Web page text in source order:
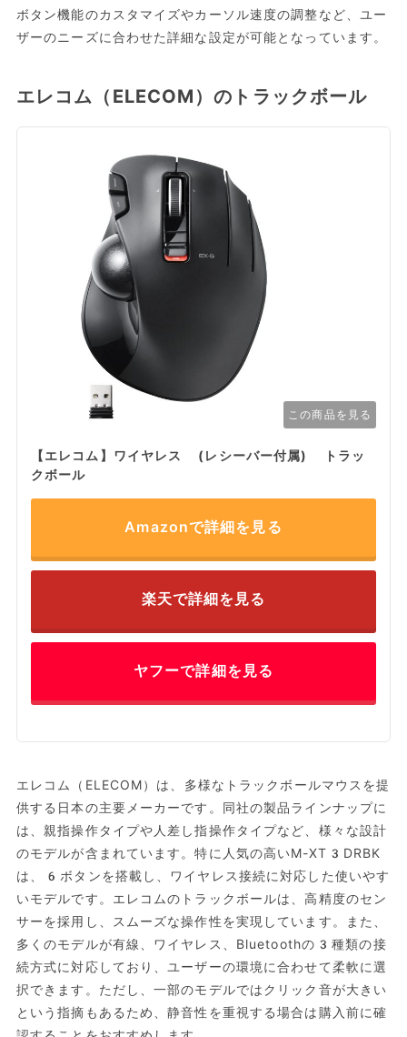
ボタン機能のカスタマイズやカーソル速度の調整など、ユー
ザーのニーズに合わせた詳細な設定が可能となっています。
エレコム（ELECOM）のトラックボール
この商品を見る
【エレコム】ワイヤレス (レシーバー付属) トラッ
クボール
Amazonで詳細を見る
楽天で詳細を見る
ヤフーで詳細を見る
エレコム（ELECOM）は、多様なトラックボールマウスを提
供する日本の主要メーカーです。同社の製品ラインナップに
は、親指操作タイプや人差し指操作タイプなど、様々な設計
のモデルが含まれています。特に人気の高いM-XT3DRBK
は、6ボタンを搭載し、ワイヤレス接続に対応した使いやす
いモデルです。エレコムのトラックボールは、高精度のセン
サーを採用し、スムーズな操作性を実現しています。また、
多くのモデルが有線、ワイヤレス、Bluetoothの3種類の接
続方式に対応しており、ユーザーの環境に合わせて柔軟に選
択できます。ただし、一部のモデルではクリック音が大きい
という指摘もあるため、静音性を重視する場合は購入前に確